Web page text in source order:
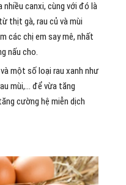
canxi, cùng với đó là
thịt gà, rau củ và mùi
các chị em say mê, nhất
nấu cho.
một số loại rau xanh như
mùi,… để vừa tăng
cường hệ miễn dịch